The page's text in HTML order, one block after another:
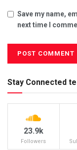
Save my name,
next time I
Stay Connected
23.9k
Followers